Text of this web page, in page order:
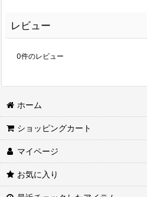
レビュー
0件のレビュー
ホーム
ショッピングカート
マイページ
お気に入り